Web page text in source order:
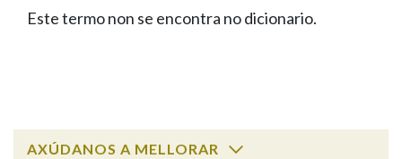
FIGURAS HOMENAXEADAS
PORTAL DAS PALABRAS
Facebook
TwitterYoutubeInstagram
Bluesky
BUSCAR NOS LEMAS
Remata por
Este termo non se encontra no dicionario.
AXÚDANOS A MELLORAR